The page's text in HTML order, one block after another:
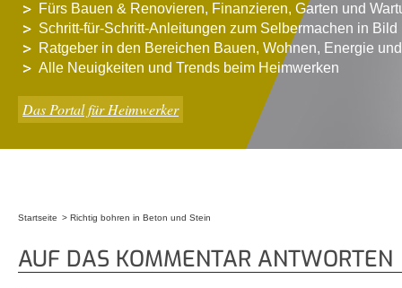
Fürs Bauen & Renovieren, Finanzieren, Garten und
Schritt-für-Schritt-Anleitungen zum Selbermachen in Bild
Ratgeber in den Bereichen Bauen, Wohnen, Energie
Alle Neuigkeiten und Trends beim Heimwerken
Das Portal für Heimwerker
Startseite Richtig bohren in Beton und Stein
AUF DAS KOMMENTAR ANTWORTEN